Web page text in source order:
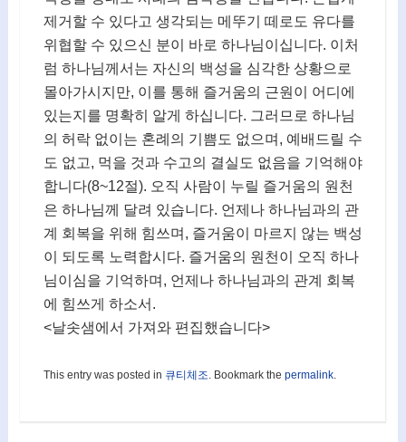
제거할 수 있다고 생각되는 메뚜기 떼로도 유다를
위협할 수 있으신 분이 바로 하나님이십니다. 이처
럼 하나님께서는 자신의 백성을 심각한 상황으로
몰아가시지만, 이를 통해 즐거움의 근원이 어디에
있는지를 명확히 알게 하십니다. 그러므로 하나님
의 허락 없이는 혼례의 기쁨도 없으며, 예배드릴 수
도 없고, 먹을 것과 수고의 결실도 없음을 기억해야
합니다(8~12절). 오직 사람이 누릴 즐거움의 원천
은 하나님께 달려 있습니다. 언제나 하나님과의 관
계 회복을 위해 힘쓰며, 즐거움이 마르지 않는 백성
이 되도록 노력합시다. 즐거움의 원천이 오직 하나
님이심을 기억하며, 언제나 하나님과의 관계 회복
에 힘쓰게 하소서.
<날솟샘에서 가져와 편집했습니다>
This entry was posted in 큐티체조. Bookmark the permalink.